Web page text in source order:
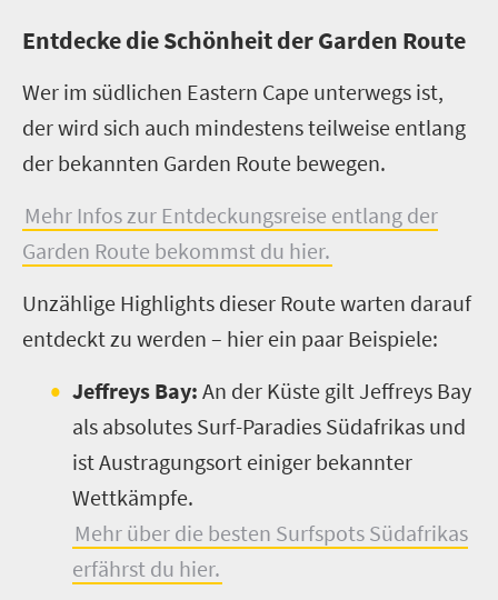
Entdecke die Schönheit der Garden Route
Wer im südlichen Eastern Cape unterwegs ist,
der wird sich auch mindestens teilweise entlang
der bekannten Garden Route bewegen.
Mehr Infos zur Entdeckungsreise entlang der
Garden Route bekommst du hier.
Unzählige Highlights dieser Route warten darauf
entdeckt zu werden – hier ein paar Beispiele:
Jeffreys Bay: An der Küste gilt Jeffreys Bay
als absolutes Surf-Paradies Südafrikas und
ist Austragungsort einiger bekannter
Wettkämpfe.
Mehr über die besten Surfspots Südafrikas
erfährst du hier.